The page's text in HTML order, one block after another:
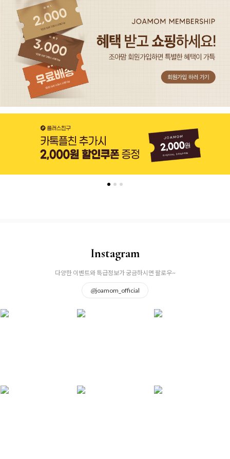
Instagram
다양한 이벤트와 특급정보가 궁금하시면 팔로우~
@joamom_official